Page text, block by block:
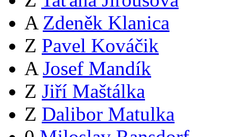
A Zdeněk Klanica
Z Pavel Kováčik
A Josef Mandík
Z Jiří Maštálka
Z Dalibor Matulka